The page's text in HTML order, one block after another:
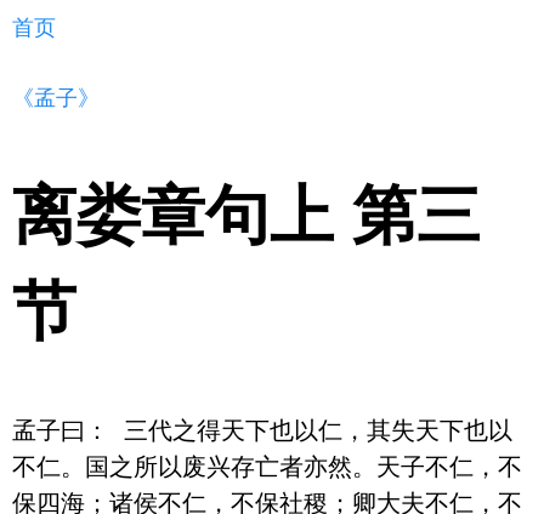
首页
《孟子》
离娄章句上 第三
节
孟子曰： 三代之得天下也以仁，其失天下也以
不仁。国之所以废兴存亡者亦然。天子不仁，不
保四海；诸侯不仁，不保社稷；卿大夫不仁，不